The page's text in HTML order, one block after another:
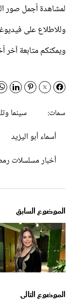
لمشاهدة أجمل صور
وللاطلاع على
ويمكنكم متابعة آخر
سمات:
سينما
أسماء أبو اليزيد
أخبار مسلسلات
الموضوع السابق
الموضوع التالى